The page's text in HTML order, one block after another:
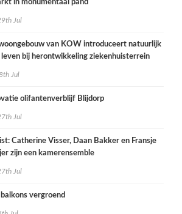
in monumentaal pand
Jul
van KOW introduceert natuurlijk
bij herontwikkeling ziekenhuisterrein
Jul
olifantenverblijf Blijdorp
Jul
Catherine Visser, Daan Bakker en Fransje
zijn een kamerensemble
Jul
vergroend